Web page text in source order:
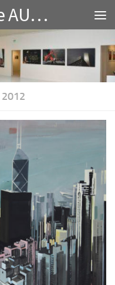
Le blog de Michelle AUBOIRON et Charles GUY
2012